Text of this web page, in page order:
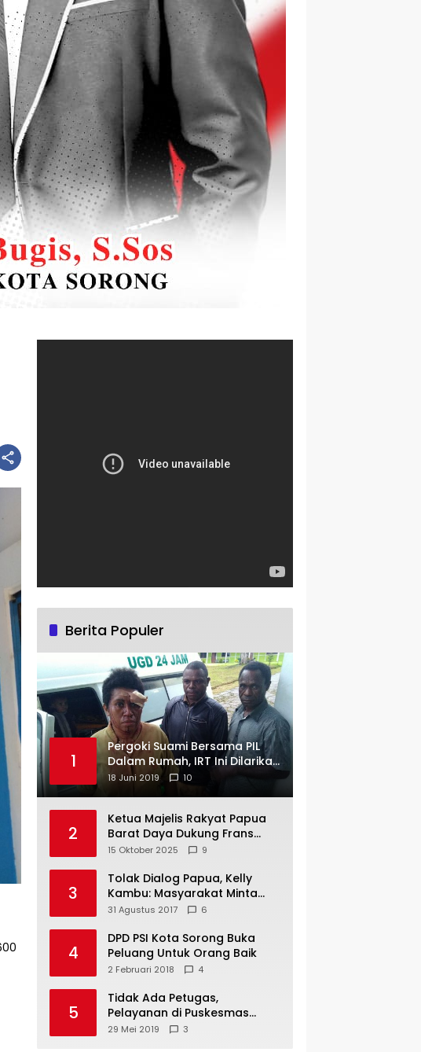
Berita Populer
1
Pergoki Suami Bersama PIL
Dalam Rumah, IRT Ini Dilarikan
ke RS
18 Juni 2019 10
2
Ketua Majelis Rakyat Papua
Barat Daya Dukung Frans
Pigome Sebagai Presidir PT
15 Oktober 2025 9
3
Tolak Dialog Papua, Kelly
Kambu: Masyarakat Minta
Pemekaran
31 Agustus 2017 6
4
DPD PSI Kota Sorong Buka
Peluang Untuk Orang Baik
2 Februari 2018 4
5
Tidak Ada Petugas,
Pelayanan di Puskesmas
Mare-Maybrat Lumpuh
29 Mei 2019 3